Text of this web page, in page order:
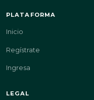
PLATAFORMA
Inicio
Regístrate
Ingresa
LEGAL